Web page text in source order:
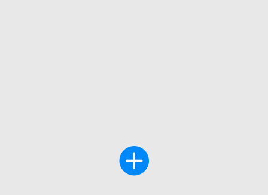
Max 的新默认模型，并成为